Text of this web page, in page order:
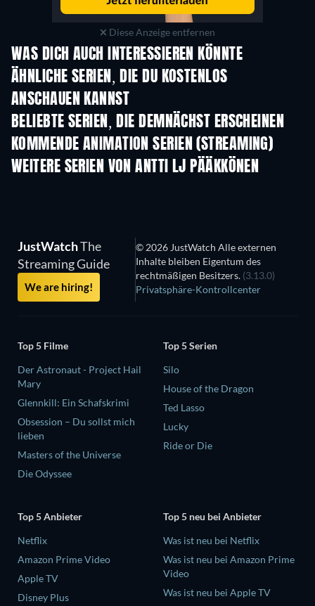
Diese Anzeige entfernen
WAS DICH AUCH INTERESSIEREN KÖNNTE
Serie Serie
ÄHNLICHE SERIEN, DIE DU KOSTENLOS
ANSCHAUEN KANNST
BELIEBTE SERIEN, DIE DEMNÄCHST ERSCHEINEN
Serie Serie
KOMMENDE ANIMATION SERIEN (STREAMING)
Staffel 2 Staffel 2
WEITERE SERIEN VON ANTTI LJ PÄÄKKÖNEN
Serie Serie
JustWatchThe
Streaming Guide
We are hiring!
© 2026 JustWatch Alle externen
Inhalte bleiben Eigentum des
rechtmäßigen Besitzers. (3.13.0)
Privatsphäre-Kontrollcenter
Top 5 Filme
Der Astronaut - Project Hail
Mary
Glennkill: Ein Schafskrimi
Obsession – Du sollst mich
lieben
Masters of the Universe
Die Odyssee
Top 5 Serien
Silo
House of the Dragon
Ted Lasso
Lucky
Ride or Die
Top 5 Anbieter
Netflix
Amazon Prime Video
Apple TV
Disney Plus
Top 5 neu bei Anbieter
Was ist neu bei Netflix
Was ist neu bei Amazon Prime
Video
Was ist neu bei Apple TV